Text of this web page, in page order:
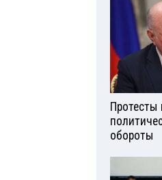
Протесты
обороты